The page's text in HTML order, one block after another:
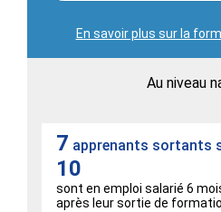
En savoir plus sur la
Au niveau
7 apprenants sortants
10
sont en emploi salarié 6
après leur sortie de